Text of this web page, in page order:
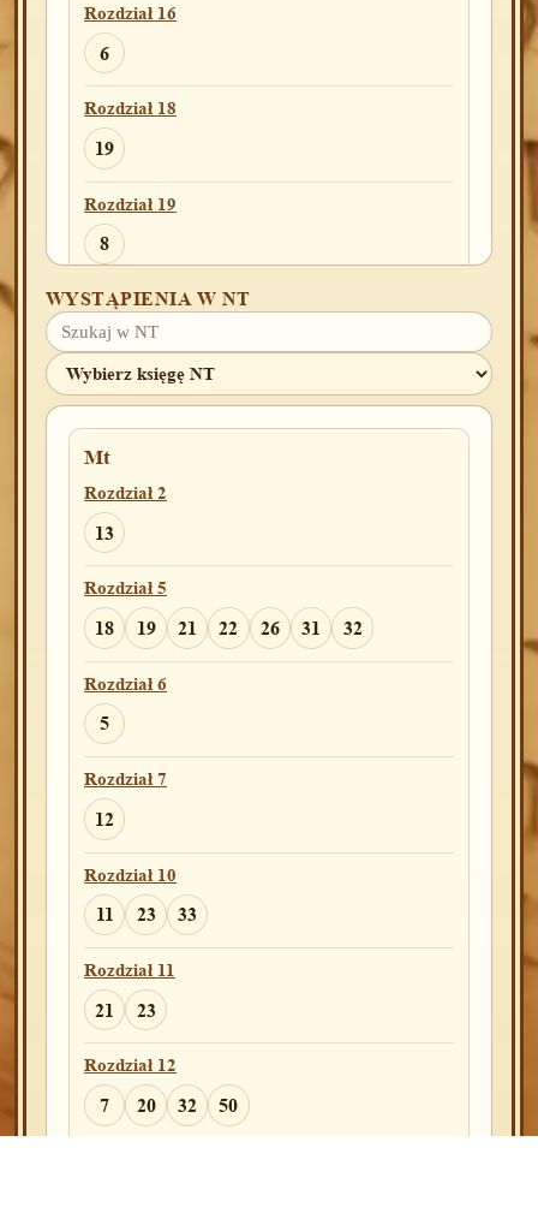
Rozdział 16
6
Rozdział 18
19
Rozdział 19
8
Rozdział 21
6
Rozdział 22
2
Rozdział 23
15
Rozdział 24
14 19 43
Rozdział 26
2
Rozdział 30
27
Rozdział 31
27 42
Rozdział 33
10
Rozdział 34
12
WYSTĄPIENIA W NT
Mt
Rozdział 2
13
Rozdział 5
18 19 21 22 26 31 32
Rozdział 6
5
Rozdział 7
12
Rozdział 10
11 23 33
Rozdział 11
21 23
Rozdział 12
7 20 32 50